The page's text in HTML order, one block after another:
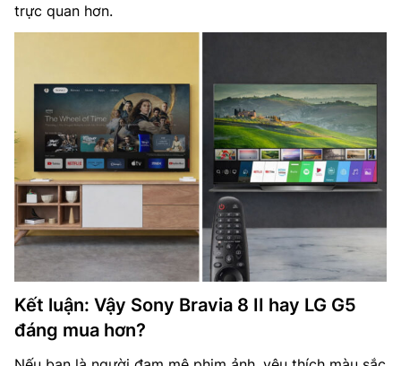
trực quan hơn.
Kết luận: Vậy Sony Bravia 8 II hay LG G5
đáng mua hơn?